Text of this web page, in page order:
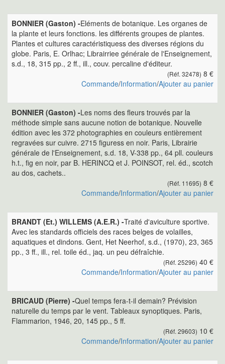
BONNIER (Gaston) -Eléments de botanique. Les organes de
la plante et leurs fonctions. les différents groupes de plantes.
Plantes et cultures caractéristiquess des diverses régions du
globe. Paris, E. Orlhac; Librairriee générale de l'Enseignement,
s.d., 18, 315 pp., 2 ff., ill., couv. percaline d'éditeur.
(Réf. 32478) 8 €
Commande/Information/Ajouter au panier
BONNIER (Gaston) -Les noms des fleurs trouvés par la
méthode simple sans aucune notion de botanique. Nouvelle
édition avec les 372 photographies en couleurs entièrement
regravées sur cuivre. 2715 figuress en noir. Paris, Librairie
générale de l'Enseignement, s.d. 18, V-338 pp., 64 pll. couleurs
h.t., fig en noir, par B. HERINCQ et J. POINSOT, rel. éd., scotch
au dos, cachets..
(Réf. 11695) 8 €
Commande/Information/Ajouter au panier
BRANDT (Et.) WILLEMS (A.E.R.) -Traité d'aviculture sportive.
Avec les standards officiels des races belges de volailles,
aquatiques et dindons. Gent, Het Neerhof, s.d., (1970), 23, 365
pp., 3 ff., ill., rel. toile éd., jaq. un peu défraîchie.
(Réf. 25296) 40 €
Commande/Information/Ajouter au panier
BRICAUD (Pierre) -Quel temps fera-t-il demain? Prévision
naturelle du temps par le vent. Tableaux synoptiques. Paris,
Flammarion, 1946, 20, 145 pp., 5 ff.
(Réf. 29603) 10 €
Commande/Information/Ajouter au panier